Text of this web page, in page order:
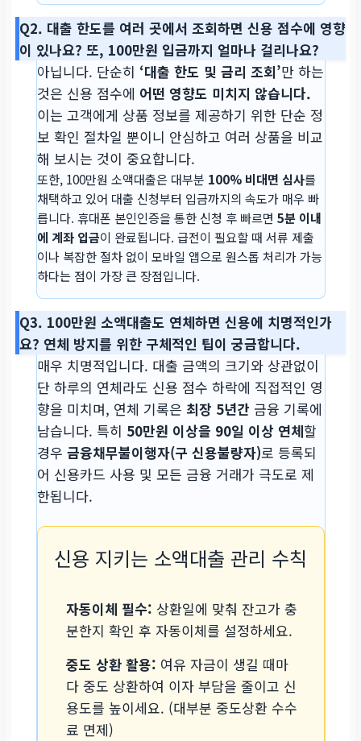
Q2. 대출 한도를 여러 곳에서 조회하면 신용 점수에 영향
이 있나요? 또, 100만원 입금까지 얼마나 걸리나요?
아닙니다. 단순히 ‘대출 한도 및 금리 조회’만 하는
것은 신용 점수에 어떤 영향도 미치지 않습니다.
이는 고객에게 상품 정보를 제공하기 위한 단순 정
보 확인 절차일 뿐이니 안심하고 여러 상품을 비교
해 보시는 것이 중요합니다.
또한, 100만원 소액대출은 대부분 100% 비대면 심사를
채택하고 있어 대출 신청부터 입금까지의 속도가 매우 빠
릅니다. 휴대폰 본인인증을 통한 신청 후 빠르면 5분 이내
에 계좌 입금이 완료됩니다. 급전이 필요할 때 서류 제출
이나 복잡한 절차 없이 모바일 앱으로 원스톱 처리가 가능
하다는 점이 가장 큰 장점입니다.
Q3. 100만원 소액대출도 연체하면 신용에 치명적인가
요? 연체 방지를 위한 구체적인 팁이 궁금합니다.
매우 치명적입니다. 대출 금액의 크기와 상관없이
단 하루의 연체라도 신용 점수 하락에 직접적인 영
향을 미치며, 연체 기록은 최장 5년간 금융 기록에
남습니다. 특히 50만원 이상을 90일 이상 연체할
경우 금융채무불이행자(구 신용불량자)로 등록되
어 신용카드 사용 및 모든 금융 거래가 극도로 제
한됩니다.
신용 지키는 소액대출 관리 수칙
자동이체 필수: 상환일에 맞춰 잔고가 충
분한지 확인 후 자동이체를 설정하세요.
중도 상환 활용: 여유 자금이 생길 때마
다 중도 상환하여 이자 부담을 줄이고 신
용도를 높이세요. (대부분 중도상환 수수
료 면제)